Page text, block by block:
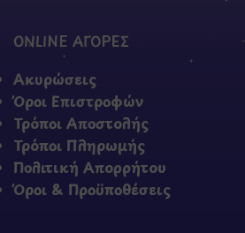
ONLINE ΑΓΟΡΕΣ
Ακυρώσεις
Όροι Επιστροφών
Τρόποι Αποστολής
Τρόποι Πληρωμής
Πολιτική Απορρήτου
Όροι & Προϋποθέσεις